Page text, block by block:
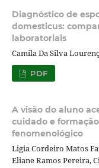
Diagnóstico de
domesticus:
laboratoriais
Camila Da Silva
PDF
A visão do aluno
cuidado e
fenomenológico
Ligia Cordeiro Matos
Eliane Ramos Pereira,